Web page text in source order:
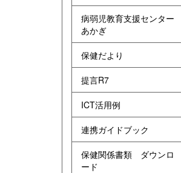
病弱児教育支援センター
あかぎ
保健だより
提言R7
ICT活用例
連携ガイドブック
保健関係書類 ダウンロ
ード